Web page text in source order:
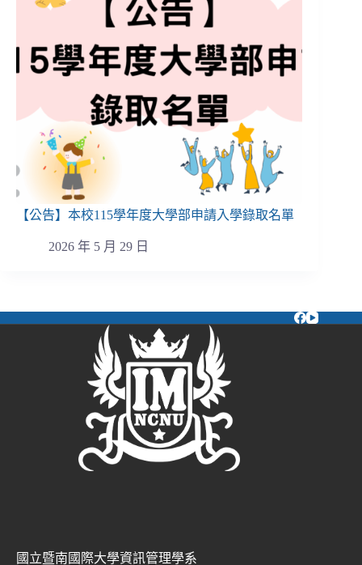
【公告】本校115學年度大學部申請入學錄取名單
2026 年 5 月 29 日
國立暨南國際大學資訊管理學系